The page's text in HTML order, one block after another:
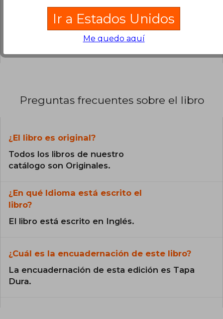
llevando su universo literario a un público aún
más amplio.
0% (0)
0% (0)
0% (0)
Preguntas frecuentes sobre el libro
¿El libro es original?
Todos los libros de nuestro
catálogo son Originales.
¿En qué Idioma está escrito el
libro?
El libro está escrito en Inglés.
¿Cuál es la encuadernación de este libro?
La encuadernación de esta edición es Tapa
Dura.
Ir a Estados Unidos
Me quedo aquí